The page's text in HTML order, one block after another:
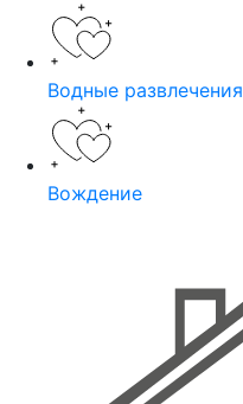
Водные развлечения
Вождение